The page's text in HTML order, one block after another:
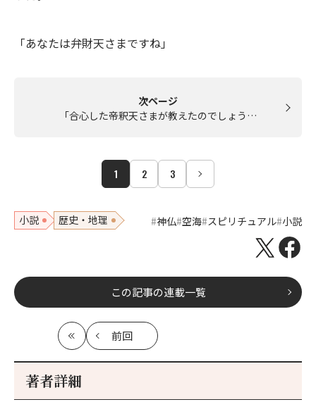
「あなたは弁財天さまですね」
次ページ
「合心した帝釈天さまが教えたのでしょう…
1 2 3
小説 歴史・地理 神仏 空海 スピリチュアル 小説
この記事の連載一覧
最
初
前回
記
著者詳細